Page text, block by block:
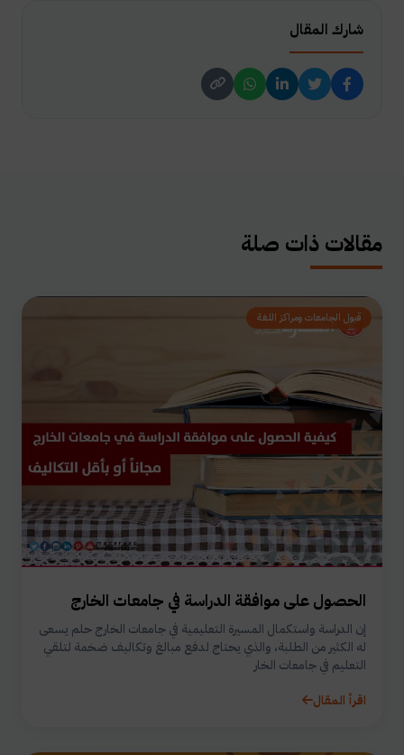
شارك المقال
مقالات ذات صلة
قبول الجامعات ومراكز اللغة
الحصول على موافقة الدراسة في جامعات الخارج
إن الدراسة واستكمال المسيرة التعليمية في جامعات الخارج حلم يسعى
له الكثير من الطلبة، والذي يحتاج لدفع مبالغ وتكاليف ضخمة لتلقي
التعليم في جامعات الخار
اقرأ المقال